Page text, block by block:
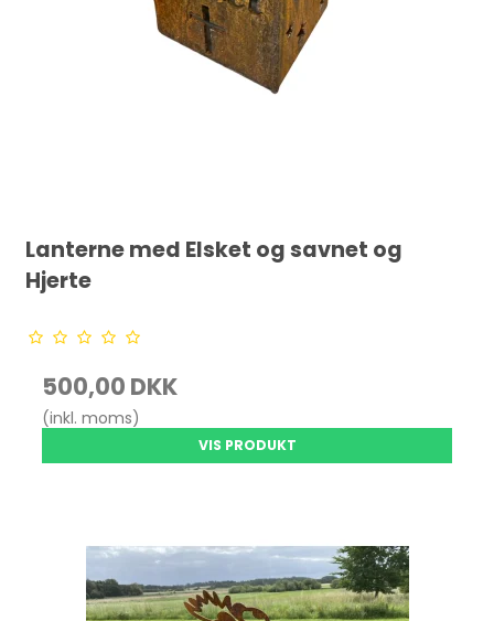
Lanterne med Elsket og savnet og
Hjerte
500,00 DKK
(inkl. moms)
VIS PRODUKT